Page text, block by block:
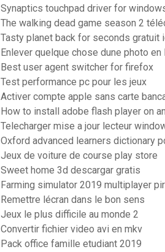
Synaptics touchpad driver for
The walking dead game season 2
Tasty planet back for seconds gratuit
Enlever quelque chose dune photo en
Best user agent switcher for firefox
Test performance pc pour les jeux
Activer compte apple sans carte
How to install adobe flash player on
Telecharger mise a jour lecteur
Oxford advanced learners dictionary
Jeux de voiture de course play store
Sweet home 3d descargar gratis
Farming simulator 2019 multiplayer
Remettre lécran dans le bon sens
Jeux le plus difficile au monde 2
Convertir fichier video avi en mkv
Pack office famille etudiant 2019